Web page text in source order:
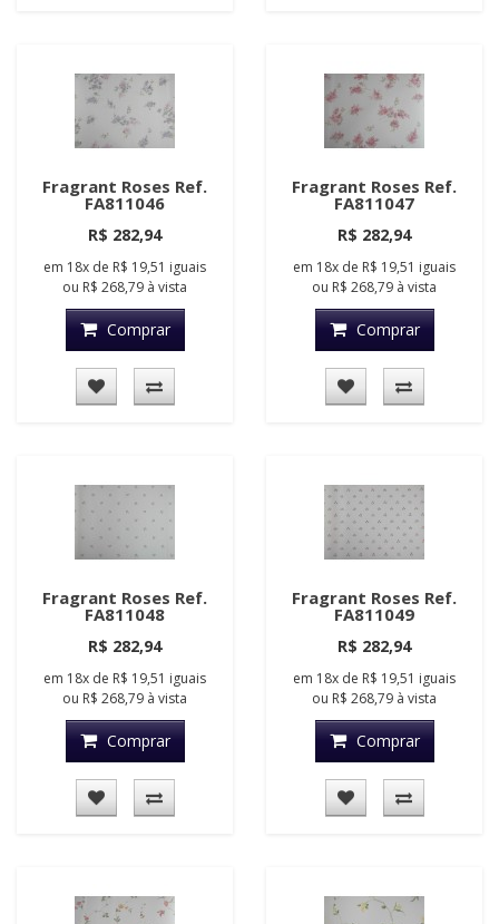
Fragrant Roses Ref.
FA811046
R$ 282,94
em 18x de R$ 19,51 iguais
ou R$ 268,79 à vista
Comprar
Fragrant Roses Ref.
FA811047
R$ 282,94
em 18x de R$ 19,51 iguais
ou R$ 268,79 à vista
Comprar
Fragrant Roses Ref.
FA811048
R$ 282,94
em 18x de R$ 19,51 iguais
ou R$ 268,79 à vista
Comprar
Fragrant Roses Ref.
FA811049
R$ 282,94
em 18x de R$ 19,51 iguais
ou R$ 268,79 à vista
Comprar